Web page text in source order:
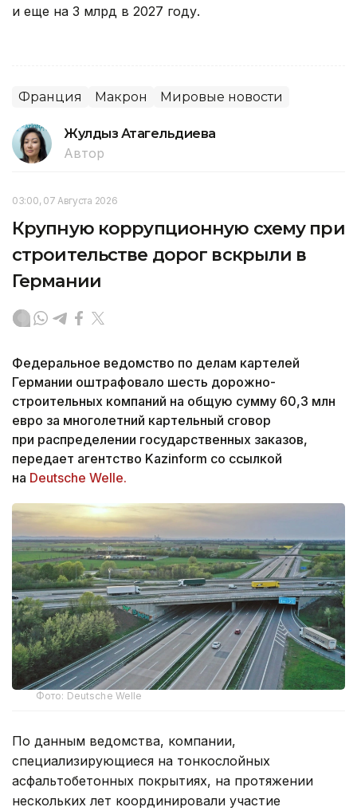
и еще на 3 млрд в 2027 году.
Франция Макрон Мировые новости
Жулдыз Атагельдиева
Автор
03:00, 07 Августа 2026
Крупную коррупционную схему при
строительстве дорог вскрыли в
Германии
Федеральное ведомство по делам картелей
Германии оштрафовало шесть дорожно-
строительных компаний на общую сумму 60,3 млн
евро за многолетний картельный сговор
при распределении государственных заказов,
передает агентство Kazinform со ссылкой
на Deutsche Welle.
Фото: Deutsche Welle
По данным ведомства, компании,
специализирующиеся на тонкослойных
асфальтобетонных покрытиях, на протяжении
нескольких лет координировали участие